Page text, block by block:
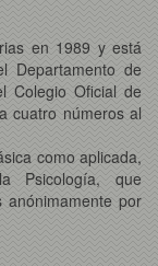
en 1989 y está
Departamento de
Colegio Oficial de
cuatro números al
como aplicada,
Psicología, que
anónimamente por